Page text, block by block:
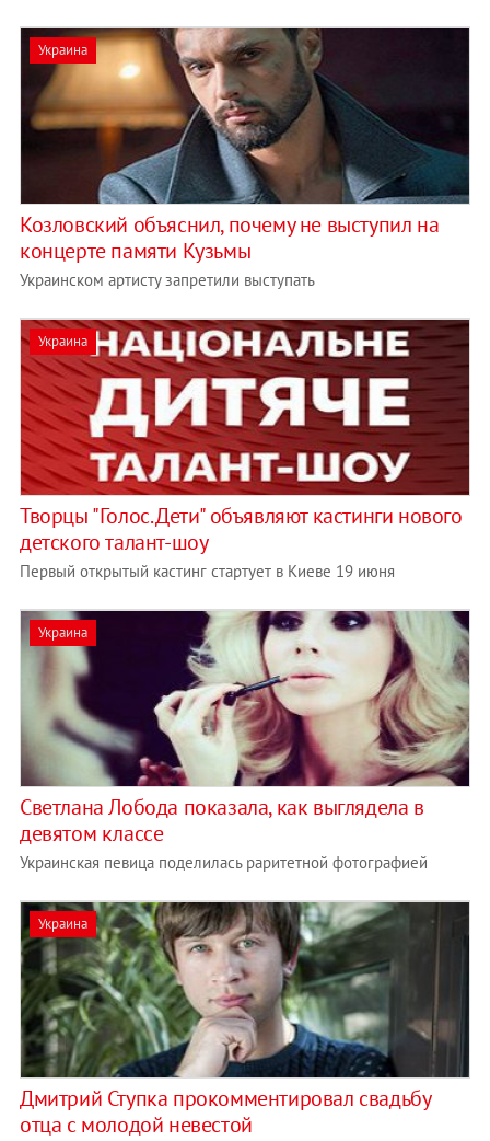
Украина
Козловский объяснил, почему не выступил на
концерте памяти Кузьмы
Украинском артисту запретили выступать
Украина
Творцы "Голос. Дети" объявляют кастинги нового
детского талант-шоу
Первый открытый кастинг стартует в Киеве 19 июня
Украина
Светлана Лобода показала, как выглядела в
девятом классе
Украинская певица поделилась раритетной фотографией
Украина
Дмитрий Ступка прокомментировал свадьбу
отца с молодой невестой